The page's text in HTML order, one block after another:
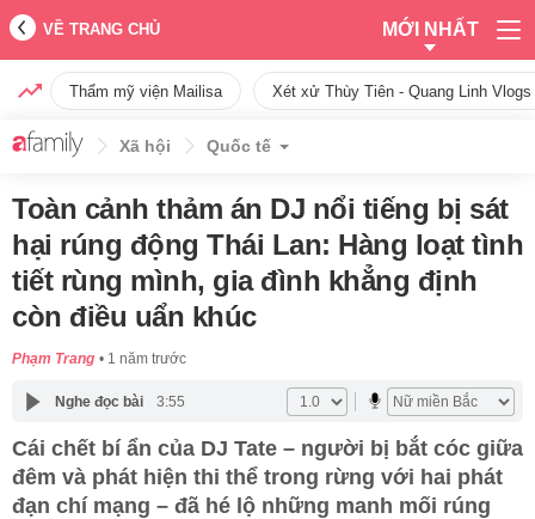
VỀ TRANG CHỦ MỚI NHẤT
Thẩm mỹ viện Mailisa Xét xử Thùy Tiên - Quang Linh
Xã hội Quốc tế
Toàn cảnh thảm án DJ nổi tiếng bị sát
hại rúng động Thái Lan: Hàng loạt tình
tiết rùng mình, gia đình khẳng định
còn điều uẩn khúc
Phạm Trang 1 năm trước
Nghe đọc bài 3:55
Cái chết bí ẩn của DJ Tate – người bị bắt cóc giữa
đêm và phát hiện thi thể trong rừng với hai phát
đạn chí mạng – đã hé lộ những manh mối rúng